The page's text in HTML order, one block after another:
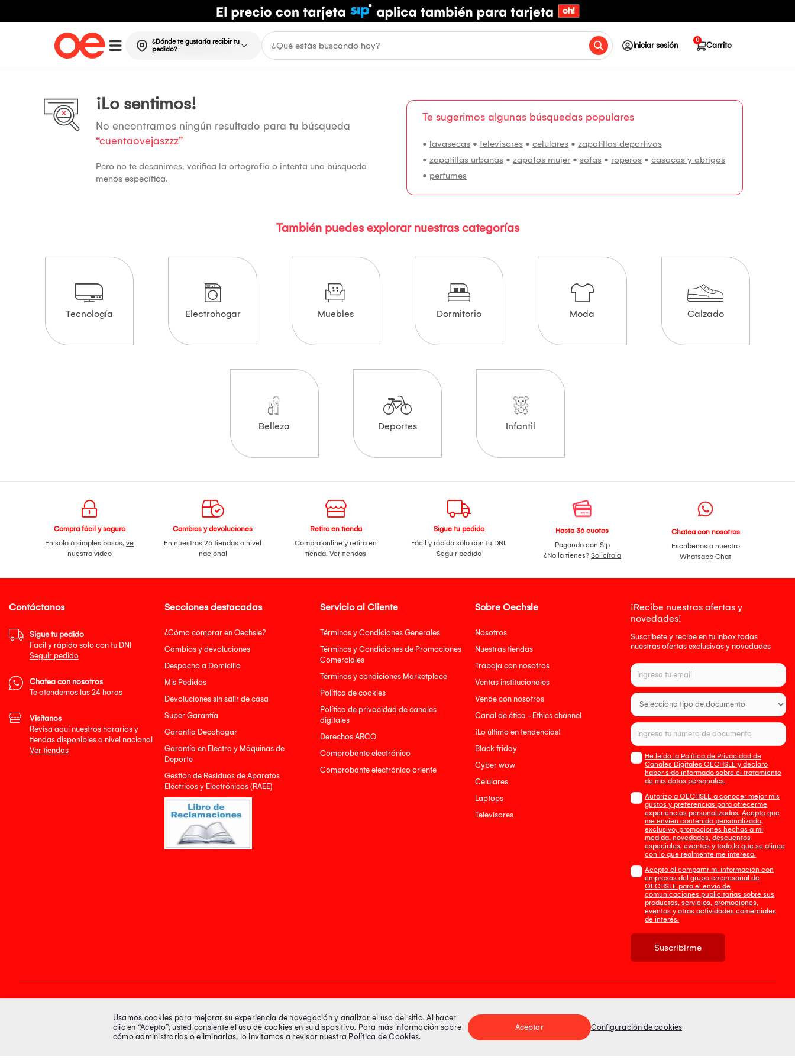
¿Dónde te gustaría recibir tu
pedido?
Iniciar sesión Carrito
0
¡Lo sentimos!
No encontramos ningún resultado para tu búsqueda
“cuentaovejaszzz”
Pero no te desanimes, verifica la ortografía o intenta una búsqueda
menos específica.
Te sugerimos algunas búsquedas populares
• lavasecas • televisores • celulares • zapatillas deportivas
• zapatillas urbanas • zapatos mujer • sofas • roperos • casacas y abrigos
• perfumes
También puedes explorar nuestras categorías
Tecnología Electrohogar Muebles Dormitorio Moda Calzado
Belleza Deportes Infantil
Compra fácil y seguro
En solo 6 simples pasos,ve
nuestro video
Cambios y devoluciones
En nuestras 26 tiendas a nivel
nacional
Retiro en tienda
Compra online y retira en
tienda.Ver tiendas
Sigue tu pedido
Fácil y rápido sólo con tu DNI.
Seguir pedido
Hasta 36 cuotas
Pagando con Sip
¿No la tienes? Solicítala
Chatea con nosotros
Escríbenos a nuestro
Whatsapp Chat
Secciones destacadas
¿Cómo comprar en Oechsle?
Cambios y devoluciones
Despacho a Domicilio
Mis Pedidos
Devoluciones sin salir de casa
Super Garantía
Garantía Decohogar
Garantía en Electro y Máquinas de
Deporte
Gestión de Residuos de Aparatos
Eléctricos y Electrónicos (RAEE)
Servicio al Cliente
Términos y Condiciones Generales
Términos y Condiciones de Promociones
Comerciales
Términos y condiciones Marketplace
Política de cookies
Política de privacidad de canales
digitales
Derechos ARCO
Comprobante electrónico
Comprobante electrónico oriente
Sobre Oechsle
Nosotros
Nuestras tiendas
Trabaja con nosotros
Ventas institucionales
Vende con nosotros
Canal de ética - Ethics channel
¡Lo último en tendencias!
Black friday
Cyber wow
Celulares
Laptops
Televisores
¡Recibe nuestras ofertas y
novedades!
Suscríbete y recibe en tu inbox todas
nuestras ofertas exclusivas y novedades
He leído la Política de Privacidad de
Canales Digitales OECHSLE y declaro
haber sido informado sobre el tratamiento
de mis datos personales.
Autorizo a OECHSLE a conocer mejor mis
gustos y preferencias para ofrecerme
experiencias personalizadas. Acepto que
me envien contenido personalizado,
exclusivo, promociones hechas a mi
medida, novedades, descuentos
especiales, eventos y todo lo que se alinee
con lo que realmente me interesa.
Acepto el compartir mi información con
empresas del grupo empresarial de
OECHSLE para el envío de
comunicaciones publicitarias sobre sus
productos, servicios, promociones,
eventos y otras actividades comerciales
de interés.
Suscribirme
Contáctanos
Sigue tu pedido
Facil y rápido solo con tu DNI
Seguir pedido
Chatea con nosotros
Te atendemos las 24 horas
Visítanos
Revisa aquí nuestros horarios y
tiendas disponibles a nivel nacional
Ver tiendas
Síguenos en Medios de pago Tienda 100% Segura
Usamos cookies para mejorar su experiencia de navegación y analizar el uso del sitio. Al hacer
clic en “Acepto”, usted consiente el uso de cookies en su dispositivo. Para más información sobre
cómo administrarlas o eliminarlas, lo invitamos a revisar nuestra Política de Cookies.
Aceptar Configuración de cookies